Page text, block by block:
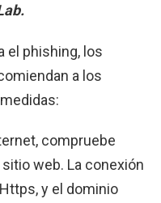
el phishing, los
a los
compruebe
web. La conexión
y el dominio